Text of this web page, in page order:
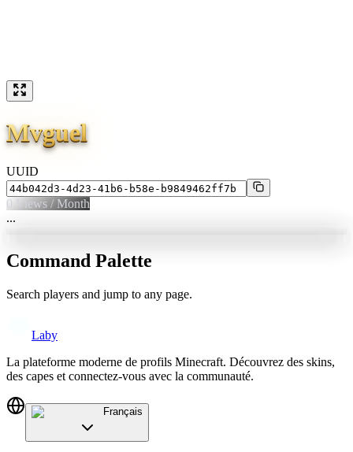
Mvguel
UUID
0 Views / Month
...
Command Palette
Search players and jump to any page.
Laby
La plateforme moderne de profils Minecraft. Découvrez des skins,
des capes et connectez-vous avec la communauté.
Français